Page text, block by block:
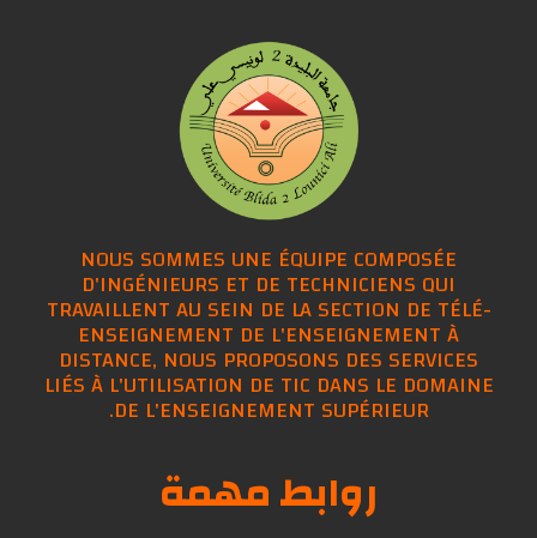
NOUS SOMMES UNE ÉQUIPE COMPOSÉE
D'INGÉNIEURS ET DE TECHNICIENS QUI
TRAVAILLENT AU SEIN DE LA SECTION DE
ENSEIGNEMENT DE L'ENSEIGNEMENT À
DISTANCE, NOUS PROPOSONS DES
LIÉS À L'UTILISATION DE TIC DANS LE
DE L'ENSEIGNEMENT SUPÉRIEUR.
روابط مهمة